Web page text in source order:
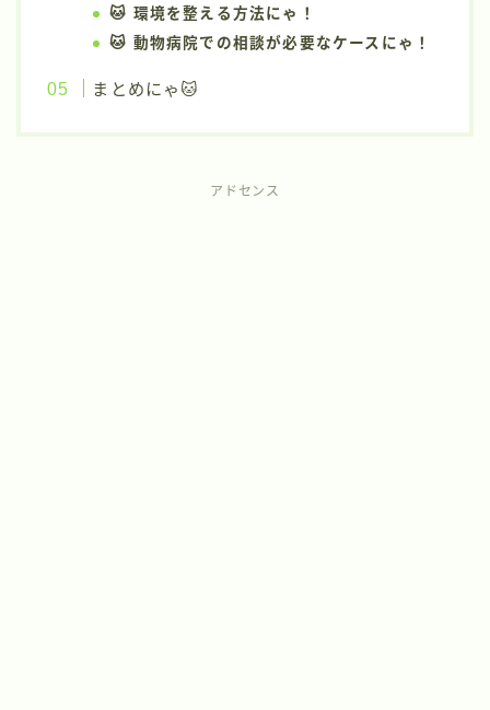
🐱 環境を整える方法にゃ！
🐱 動物病院での相談が必要なケースにゃ！
まとめにゃ🐱
アドセンス